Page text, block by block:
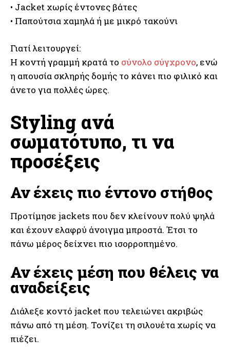
• Jacket χωρίς έντονες βάτες
• Παπούτσια χαμηλά ή με μικρό τακούνι
Γιατί λειτουργεί:
Η κοντή γραμμή κρατά το σύνολο σύγχρονο, ενώ
η απουσία σκληρής δομής το κάνει πιο φιλικό και
άνετο για πολλές ώρες.
Styling ανά
σωματότυπο, τι να
προσέξεις
Αν έχεις πιο έντονο στήθος
Προτίμησε jackets που δεν κλείνουν πολύ ψηλά
και έχουν ελαφρύ άνοιγμα μπροστά. Έτσι το
πάνω μέρος δείχνει πιο ισορροπημένο.
Αν έχεις μέση που θέλεις να
αναδείξεις
Διάλεξε κοντό jacket που τελειώνει ακριβώς
πάνω από τη μέση. Τονίζει τη σιλουέτα χωρίς να
πιέζει.